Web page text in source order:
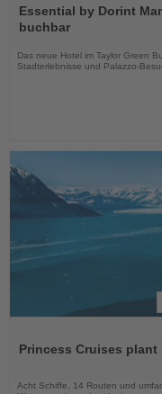
Sie
die
Essential by Dorint
buchbar
Das neue Hotel im Taylor Green
Stadterlebnisse und Palazzo-
diePrincess Cruises plant
Acht Schiffe, 14 Routen und